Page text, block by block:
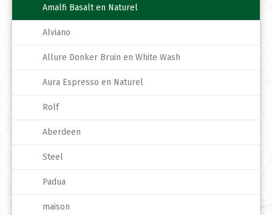
Amalfi Basalt en Naturel
Alviano
Allure Donker Bruin en White Wash
Aura Espresso en Naturel
Rolf
Aberdeen
Steel
Padua
maison